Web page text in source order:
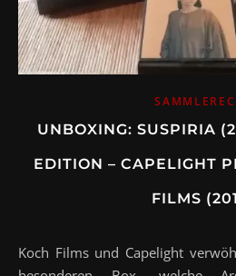
UNBOXING: SUSPIRIA
EDITION – CAPELIGHT
FILMS
Koch Films und Capelight verwöhnen uns mit einer ganz